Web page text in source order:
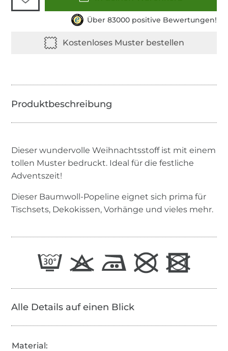
Über 83000 positive Bewertungen!
Dieser wundervolle Weihnachtsstoff ist mit einem
tollen Muster bedruckt. Ideal für die festliche
Adventszeit!
Dieser Baumwoll-Popeline eignet sich prima für
Tischsets, Dekokissen, Vorhänge und vieles mehr.
Alle Details auf einen Blick
Material: